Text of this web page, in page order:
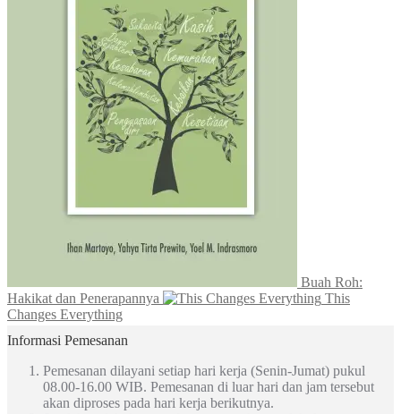
Buah Roh:
Hakikat dan Penerapannya
This
Changes Everything
Informasi Pemesanan
Pemesanan dilayani setiap hari kerja (Senin-Jumat) pukul
08.00-16.00 WIB. Pemesanan di luar hari dan jam tersebut
akan diproses pada hari kerja berikutnya.